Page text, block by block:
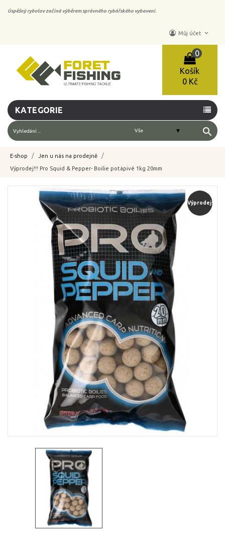
Úspěšný rybolov začíná výběrem správného rybářského vybavení.
Můj účet keyboard_arrow_down
Košík
0
0 Kč
KATEGORIE
search
E-shop Jen u nás na prodejně
Výprodej!!! Pro Squid & Pepper- Boilie potápivé 1kg 20mm
Výprodej!